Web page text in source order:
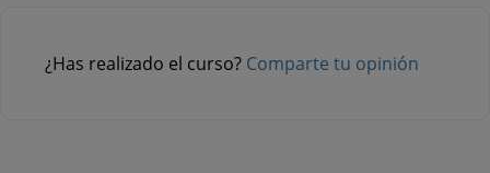
¿Has realizado el curso? Comparte tu opinión